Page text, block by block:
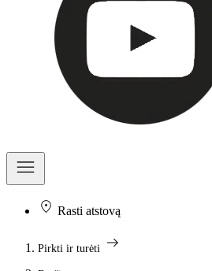
Rasti atstovą
Pirkti ir turėti arrow_right_alt